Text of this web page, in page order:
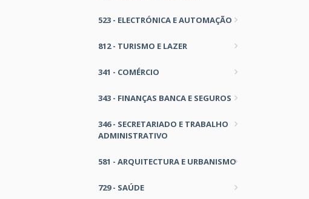
523 - ELECTRÓNICA E AUTOMAÇÃO
812 - TURISMO E LAZER
341 - COMÉRCIO
343 - FINANÇAS BANCA E SEGUROS
346 - SECRETARIADO E TRABALHO
ADMINISTRATIVO
581 - ARQUITECTURA E URBANISMO
729 - SAÚDE